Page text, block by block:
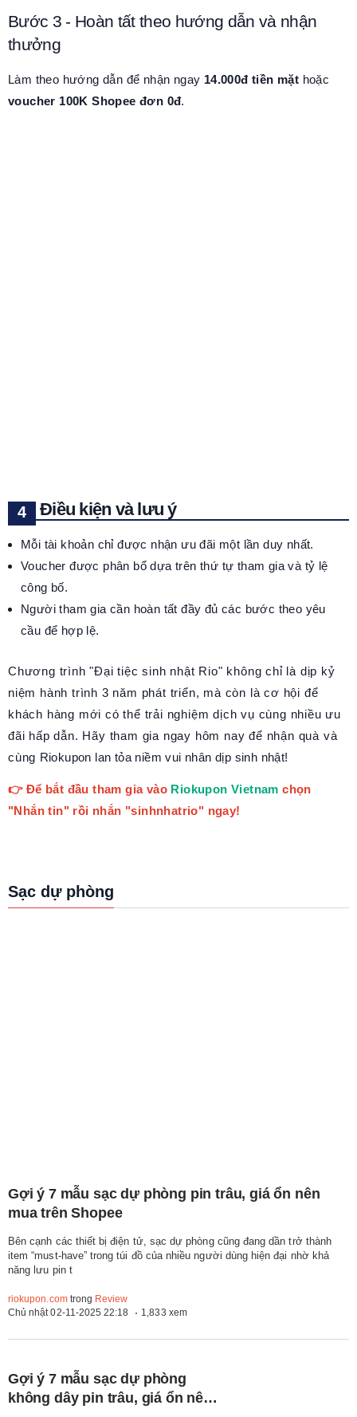
Bước 3 - Hoàn tất theo hướng dẫn và nhận
thưởng
Làm theo hướng dẫn để nhận ngay 14.000đ tiền mặt hoặc
voucher 100K Shopee đơn 0đ.
Điều kiện và lưu ý
Mỗi tài khoản chỉ được nhận ưu đãi một lần duy nhất.
Voucher được phân bổ dựa trên thứ tự tham gia và tỷ lệ
công bố.
Người tham gia cần hoàn tất đầy đủ các bước theo yêu
cầu để hợp lệ.
Chương trình "Đại tiệc sinh nhật Rio" không chỉ là dịp kỷ
niệm hành trình 3 năm phát triển, mà còn là cơ hội để
khách hàng mới có thể trải nghiệm dịch vụ cùng nhiều ưu
đãi hấp dẫn. Hãy tham gia ngay hôm nay để nhận quà và
cùng Riokupon lan tỏa niềm vui nhân dịp sinh nhật!
👉 Để bắt đầu tham gia vào Riokupon Vietnam chọn
"Nhắn tin" rồi nhắn "sinhnhatrio" ngay!
Sạc dự phòng
Gợi ý 7 mẫu sạc dự phòng pin trâu, giá ổn nên
mua trên Shopee
Bên cạnh các thiết bị điện tử, sạc dự phòng cũng đang dần trở thành
item “must-have” trong túi đồ của nhiều người dùng hiện đại nhờ khả
năng lưu pin t
riokupon.comtrong Review
Chủ nhật 02-11-2025 22:18
1,833 xem
Gợi ý 7 mẫu sạc dự phòng
không dây pin trâu, giá ổn nên